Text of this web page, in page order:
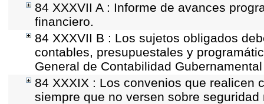
84 XXXVII A : Informe de avances
financiero.
84 XXXVII B : Los sujetos obligados
contables, presupuestales y
General de Contabilidad
84 XXXIX : Los convenios que realicen
siempre que no versen sobre